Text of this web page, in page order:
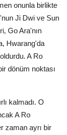
onunla birlikte
Ji Dwi ve Sun
Go Ara'nın
Hwarang'da
A Ro
dönüm noktası
kalmadı. O
A Ro
zaman ayrı bir